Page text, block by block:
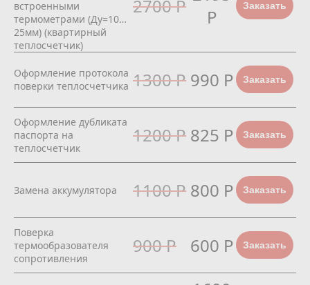
встроенными
термометрами (Ду=10…
25мм) (квартирный
теплосчетчик)
2700 Р
Р
Заказать
Оформление протокола
поверки теплосчетчика 1300 Р 990 Р Заказать
Оформление дубликата
паспорта на
теплосчетчик
1200 Р 825 Р Заказать
Замена аккумулятора 1100 Р 800 Р Заказать
Поверка
термообразователя
сопротивления
900 Р 600 Р Заказать